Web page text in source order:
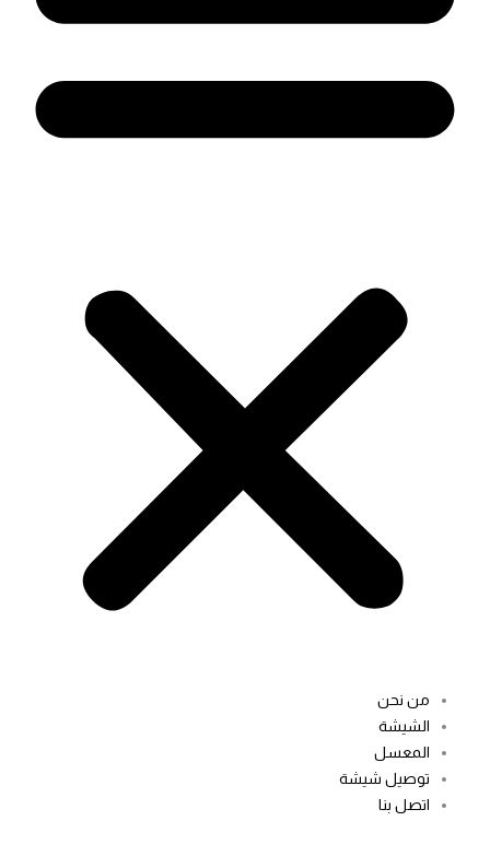
من نحن
الشيشة
المعسل
توصيل شيشة
اتصل بنا